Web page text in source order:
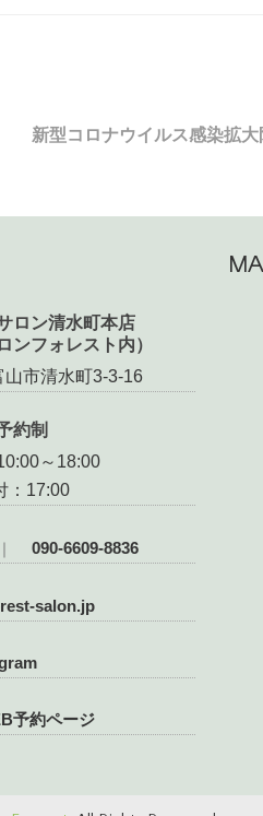
新型コロナウイルス感染拡
ロン清水町本店
ンフォレスト内）
市清水町3-3-16
約制
～18:00
：17:00
090-6609-8836
salon.jp
予約ページ